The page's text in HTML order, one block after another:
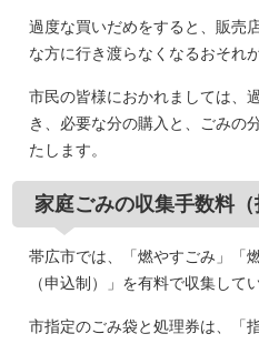
過度な買いだめをすると、販売
な方に行き渡らなくなるおそれ
市民の皆様におかれましては、
き、必要な分の購入と、ごみの
たします。
家庭ごみの収集手数料（
帯広市では、「燃やすごみ」「
（申込制）」を有料で収集して
市指定のごみ袋と処理券は、「